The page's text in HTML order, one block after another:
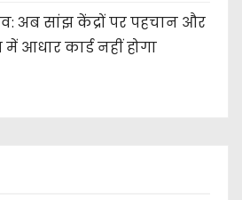
अब सांझ केंद्रों पर पहचान और
आधार कार्ड नहीं होगा